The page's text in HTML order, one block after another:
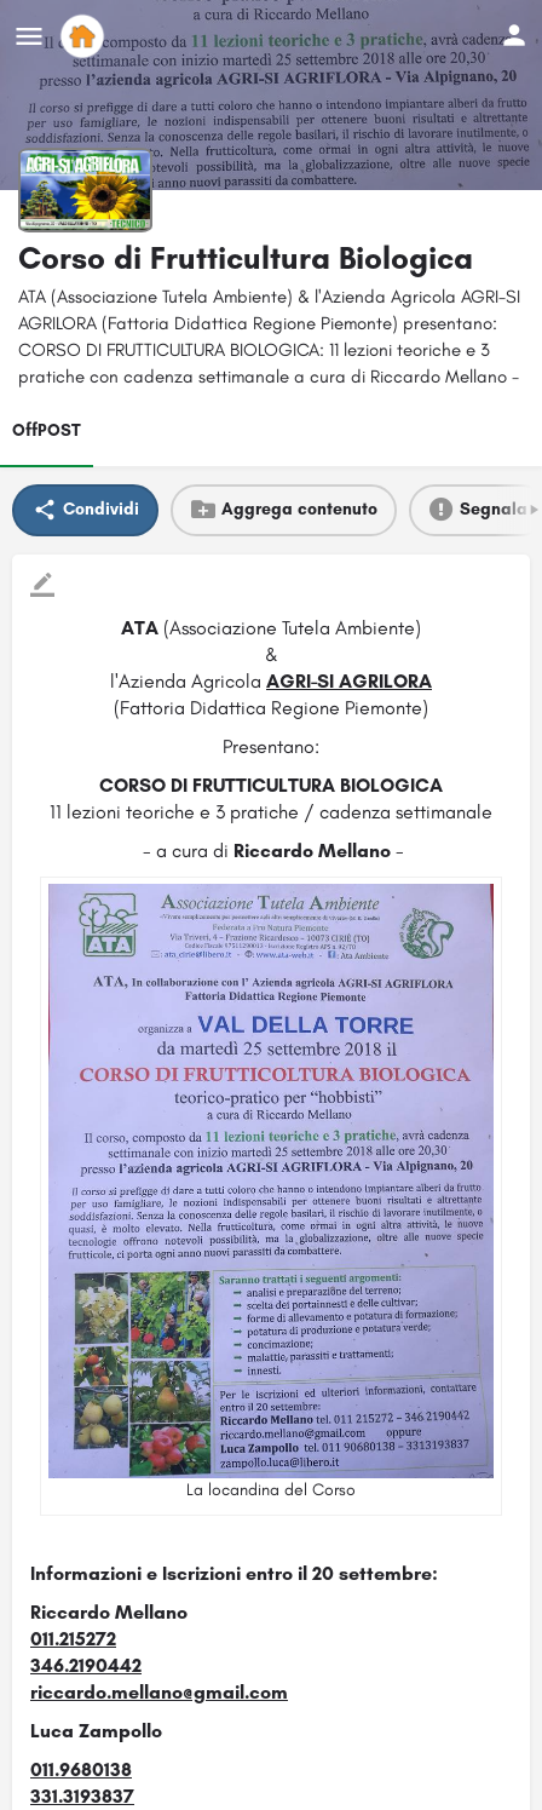
Corso di Frutticultura Biologica
ATA (Associazione Tutela Ambiente) & l'Azienda Agricola AGRI-SI
AGRILORA (Fattoria Didattica Regione Piemonte) presentano:
CORSO DI FRUTTICULTURA BIOLOGICA: 11 lezioni teoriche e 3
pratiche con cadenza settimanale a cura di Riccardo Mellano -
OffPOST
Condividi Aggrega contenuto Segnala
ATA (Associazione Tutela Ambiente)
&
l'Azienda Agricola AGRI-SI AGRILORA
(Fattoria Didattica Regione Piemonte)
Presentano:
CORSO DI FRUTTICULTURA BIOLOGICA
11 lezioni teoriche e 3 pratiche / cadenza settimanale
- a cura di Riccardo Mellano -
La locandina del Corso
Informazioni e Iscrizioni entro il 20 settembre:
Riccardo Mellano
011.215272
346.2190442
riccardo.mellano@gmail.com
Luca Zampollo
011.9680138
331.3193837